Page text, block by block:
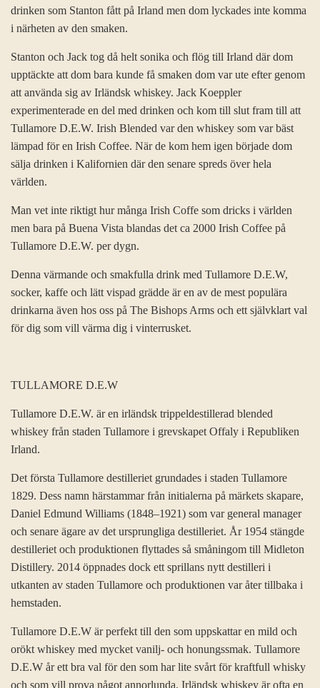
drinken som Stanton fått på Irland men dom lyckades inte komma
i närheten av den smaken.
Stanton och Jack tog då helt sonika och flög till Irland där dom
upptäckte att dom bara kunde få smaken dom var ute efter genom
att använda sig av Irländsk whiskey. Jack Koeppler
experimenterade en del med drinken och kom till slut fram till att
Tullamore D.E.W. Irish Blended var den whiskey som var bäst
lämpad för en Irish Coffee. När de kom hem igen började dom
sälja drinken i Kalifornien där den senare spreds över hela
världen.
Man vet inte riktigt hur många Irish Coffe som dricks i världen
men bara på Buena Vista blandas det ca 2000 Irish Coffee på
Tullamore D.E.W. per dygn.
Denna värmande och smakfulla drink med Tullamore D.E.W,
socker, kaffe och lätt vispad grädde är en av de mest populära
drinkarna även hos oss på The Bishops Arms och ett självklart val
för dig som vill värma dig i vinterrusket.
TULLAMORE D.E.W
Tullamore D.E.W. är en irländsk trippeldestillerad blended
whiskey från staden Tullamore i grevskapet Offaly i Republiken
Irland.
Det första Tullamore destilleriet grundades i staden Tullamore
1829. Dess namn härstammar från initialerna på märkets skapare,
Daniel Edmund Williams (1848–1921) som var general manager
och senare ägare av det ursprungliga destilleriet. År 1954 stängde
destilleriet och produktionen flyttades så småningom till Midleton
Distillery. 2014 öppnades dock ett sprillans nytt destilleri i
utkanten av staden Tullamore och produktionen var åter tillbaka i
hemstaden.
Tullamore D.E.W är perfekt till den som uppskattar en mild och
orökt whiskey med mycket vanilj- och honungssmak. Tullamore
D.E.W år ett bra val för den som har lite svårt för kraftfull whisky
och som vill prova något annorlunda. Irländsk whiskey är ofta en